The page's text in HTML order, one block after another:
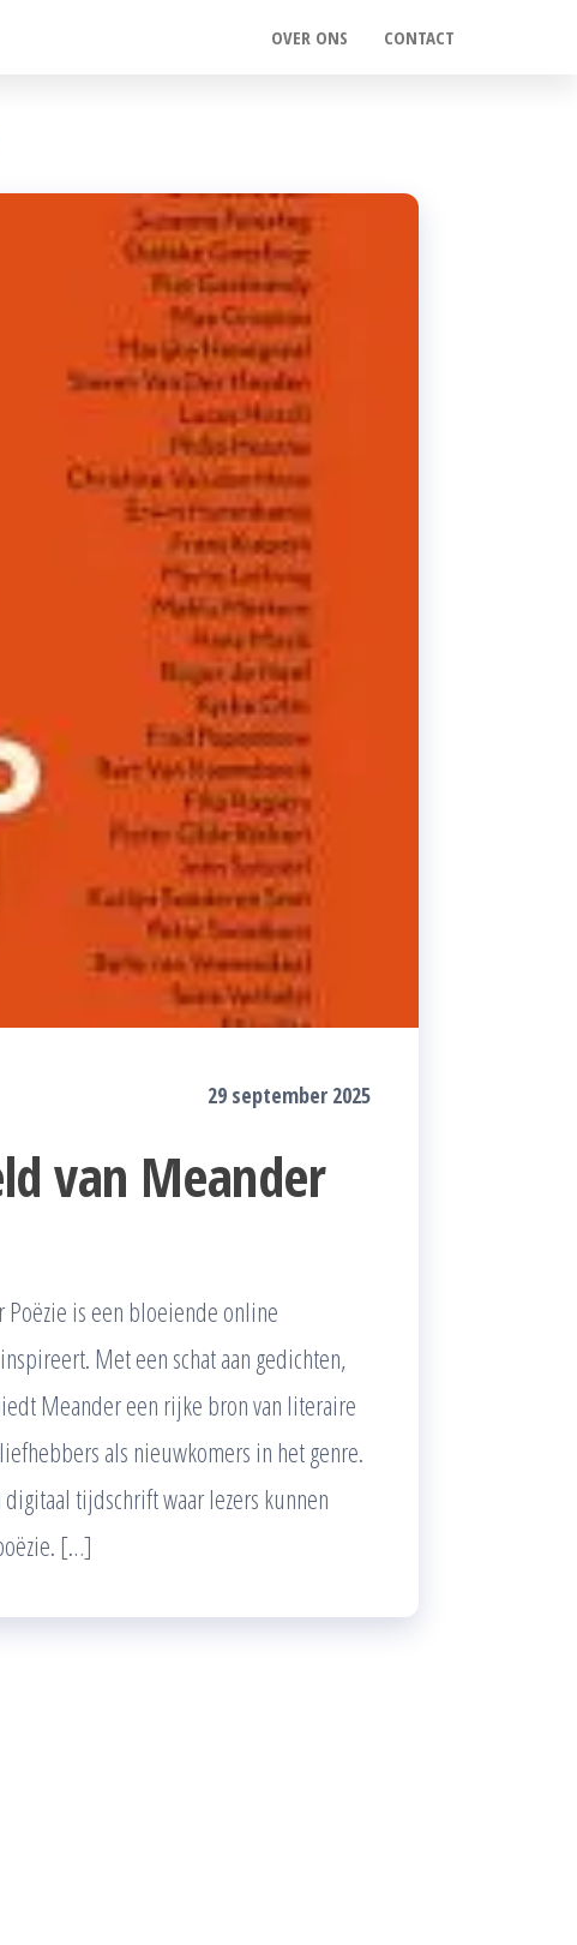
OVER ONS CONTACT
29 september 2025
van Meander
is een bloeiende online
Met een schat aan gedichten,
Meander een rijke bron van literaire
als nieuwkomers in het genre.
tijdschrift waar lezers kunnen
[…]